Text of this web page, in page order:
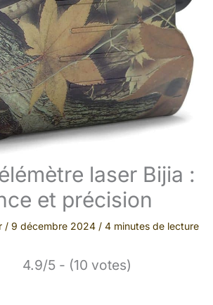
laser Bijia :
et précision
/ 9 décembre 2024 / 4 minutes de lecture
4.9/5 - (10 votes)